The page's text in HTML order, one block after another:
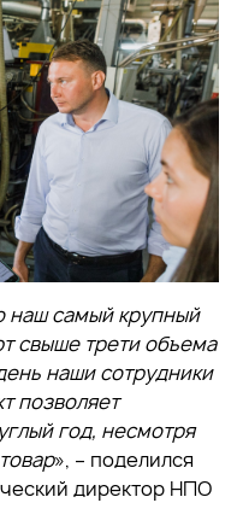
наш самый крупный
свыше трети объема
наши сотрудники
позволяет
год, несмотря
», – поделился
директор НПО